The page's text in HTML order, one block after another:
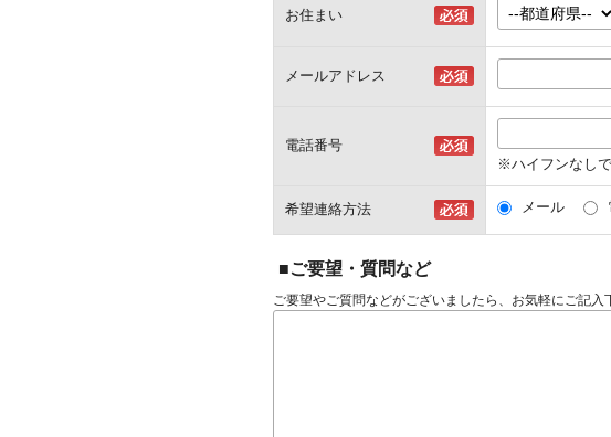
お住まい
メールアドレス
電話番号
※ハイフンなし
希望連絡方法 メール
■ご要望・質問など
ご要望やご質問などがございましたら、お気軽にご記入